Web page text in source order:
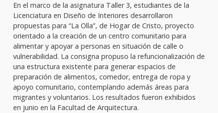
En el marco de la asignatura Taller 3, estudiantes de la
Licenciatura en Diseño de Interiores desarrollaron
propuestas para “La Olla”, de Hogar de Cristo, proyecto
orientado a la creación de un centro comunitario para
alimentar y apoyar a personas en situación de calle o
vulnerabilidad. La consigna propuso la refuncionalización de
una estructura existente para generar espacios de
preparación de alimentos, comedor, entrega de ropa y
apoyo comunitario, contemplando además áreas para
migrantes y voluntarios. Los resultados fueron exhibidos
en junio en la Facultad de Arquitectura.